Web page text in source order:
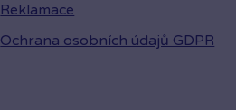
Reklamace
Ochrana osobních údajů GDPR